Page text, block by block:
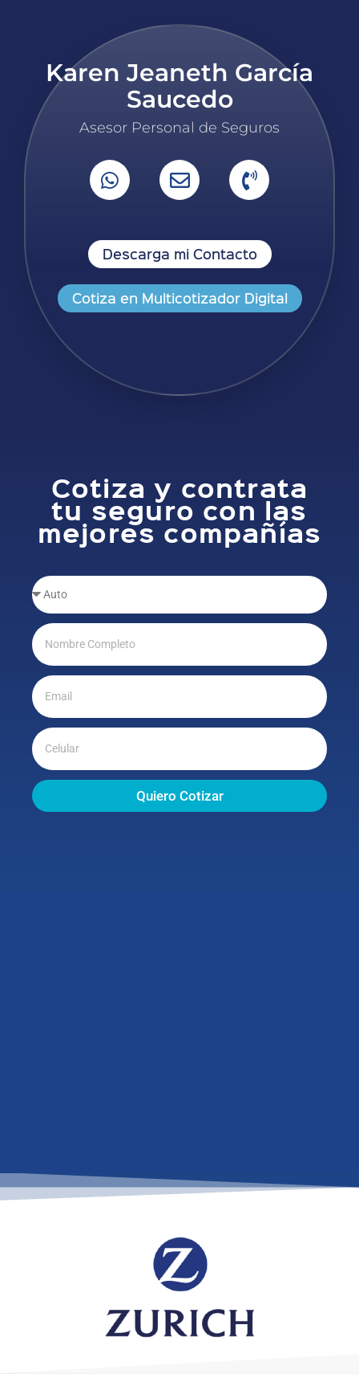
Karen Jeaneth García
Saucedo
Asesor Personal de Seguros
Descarga mi Contacto
Cotiza en Multicotizador Digital
Cotiza y contrata
tu seguro con las
mejores compañías
Quiero Cotizar